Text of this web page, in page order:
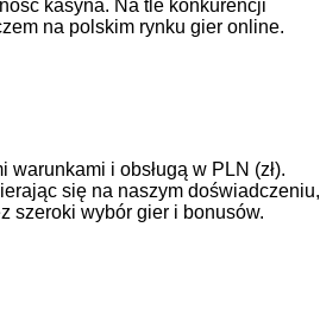
kasyna. Na tle konkurencji
na polskim rynku gier online.
i obsługą w PLN (zł).
się na naszym doświadczeniu,
szeroki wybór gier i bonusów.